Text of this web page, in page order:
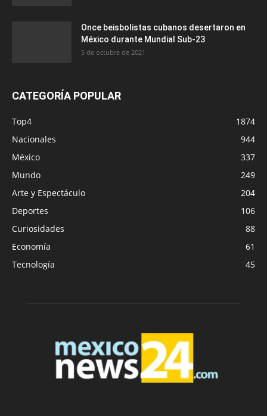
Once beisbolistas cubanos desertaron en
México durante Mundial Sub-23
5 de octubre de 2021
CATEGORÍA POPULAR
Top4
1874
Nacionales
944
México
337
Mundo
249
Arte y Espectáculo
204
Deportes
106
Curiosidades
88
Economía
61
Tecnología
45